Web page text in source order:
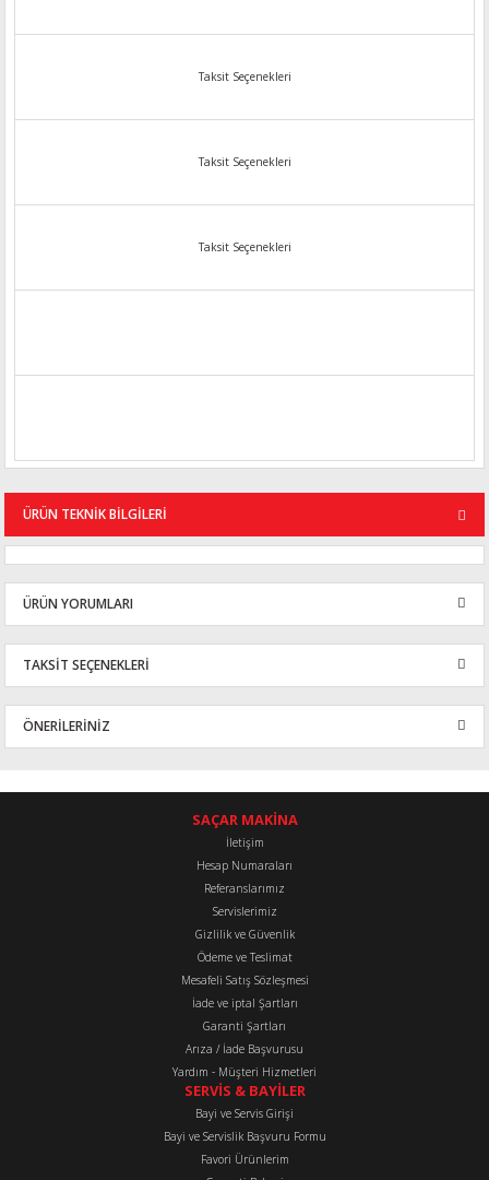
Taksit Seçenekleri
Taksit Seçenekleri
Taksit Seçenekleri
ÜRÜN TEKNİK BİLGİLERİ
ÜRÜN YORUMLARI
Bu ürüne ilk yorumu siz yapın!
TAKSİT SEÇENEKLERİ
ÖNERİLERİNİZ
konularda yetersiz gördüğünüz noktaları öneri formunu kullanarak
Görüş ve önerileriniz için teşekkür ederiz.
Ürün resmi kalitesiz, bozuk veya görüntülenemiyor.
Ürün bilgilerinde hatalar bulunuyor.
Ürün fiyatı diğer sitelerden daha pahalı.
Bu ürüne benzer farklı alternatifler olmalı.
Gönder
SAÇAR MAKİNA
İletişim
Hesap Numaraları
Referanslarımız
Servislerimiz
Gizlilik ve Güvenlik
Ödeme ve Teslimat
Mesafeli Satış Sözleşmesi
İade ve iptal Şartları
Garanti Şartları
Arıza / İade Başvurusu
Yardım - Müşteri Hizmetleri
SERVİS & BAYİLER
Bayi ve Servis Girişi
Bayi ve Servislik Başvuru Formu
Favori Ürünlerim